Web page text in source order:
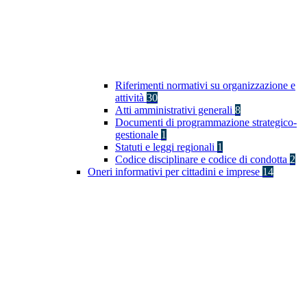
Riferimenti normativi su organizzazione e
attività 30
Atti amministrativi generali 8
Documenti di programmazione strategico-
gestionale 1
Statuti e leggi regionali 1
Codice disciplinare e codice di condotta 2
Oneri informativi per cittadini e imprese 14